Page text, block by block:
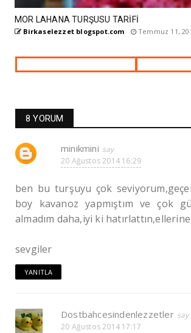
MOR LAHANA TURŞUSU TARİFİ
Birkaselezzet blogspot.com Temmuz 11,
8 YORUM
minikmini
20 Ağustos 2014 16:29
ben bu turşuyu çok
boy kavanoz yapmıştım ve çok
almadım daha,iyi ki hatırlattın,ellerine
sevgiler
YANITLA
Dostbahcesindenlezzetler
20 Ağustos 2014 17:17